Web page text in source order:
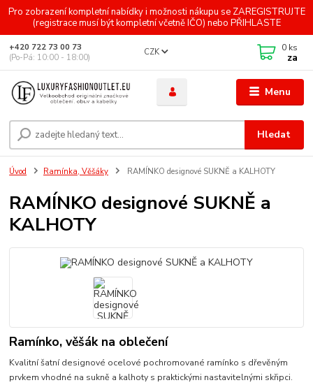
Pro zobrazení kompletní nabídky i možnosti nákupu se ZAREGISTRUJTE
(registrace musí být kompletní včetně IČO) nebo PŘIHLASTE
Menu
CZK
Hledat
+420 722 73 00 73
(Po-Pá: 10:00 - 18:00)
0 ks
za
Úvod Ramínka, Věšáky RAMÍNKO designové SUKNĚ a KALHOTY
RAMÍNKO designové SUKNĚ a
KALHOTY
Ramínko, věšák na oblečení
Kvalitní šatní designové ocelové pochromované ramínko s dřevěným
prvkem vhodné na sukně a kalhoty s praktickými nastavitelnými skřipci.